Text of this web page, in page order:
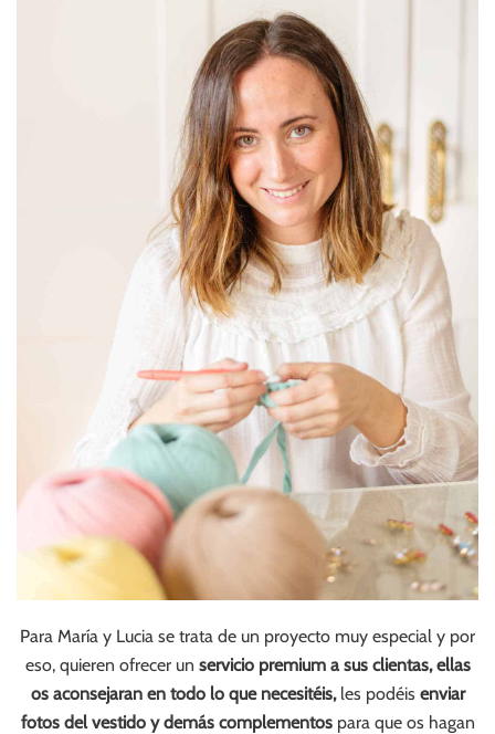
Para María y Lucia se trata de un proyecto muy especial y por
eso, quieren ofrecer un servicio premium a sus clientas, ellas
os aconsejaran en todo lo que necesitéis,les podéis enviar
fotos del vestido y demás complementospara que os hagan